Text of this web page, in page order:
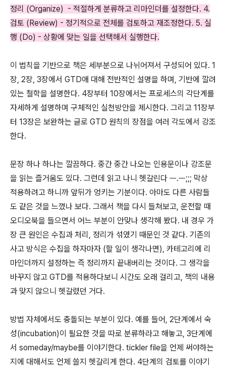
정리 (Organize) - 적절하게 분류하고 리마인더를 설정한다. 4.
검토 (Review) - 정기적으로 전체를 검토하고 재조정한다. 5. 실
행 (Do) - 상황에 맞는 일을 선택해서 실행한다.
이 법칙을 기반으로 책은 세부분으로 나뉘어져서 구성되어 있다. 1
장, 2장, 3장에서 GTD애 대해 전반적인 설명을 하며, 기반에 깔려
있는 철학을 설명한다. 4장부터 10장에서는 프로세스의 각단계를
자세하게 설명하며 구체적인 실천방안을 제시한다. 그리고 11장부
터 13장은 보완하는 글로 GTD 원칙의 장점을 여러 각도에서 강조
한다.
문장 하나 하나는 깔끔하다. 중간 중간 나오는 인용문이나 강조문
을 읽는 즐거움도 있다. 그런데 읽고 나니 헷갈린다 ㅡ.ㅡ;;; 막상
적용하려고 하니까 앞뒤가 엉키는 기분이다. 아마도 다른 사람들
도 같은 것을 느꼈나 보다. 그래서 책을 다시 들쳐보고, 운전할 때
오디오북을 들으면서 어느 부분이 안맞나 생각해 봤다. 내 경우 가
장 큰 원인은 수집과 처리, 정리가 섞였기 때문인 것 같다. 기존의
사고 방식은 수집을 하자마자 (할 일이 생각나면), 카테고리에 리
마인더까지 설정하는 즉 정리까지 끝내버리는 것이다. 그 생각을
바꾸지 않고 GTD를 적용하다보니 시간도 오래 걸리고, 책의 내용
과 맞지 않으니 헷갈렸던 거다.
방법 자체에서도 충돌되는 부분이 있다. 예를 들어, 2단계에서 숙
성(incubation)이 필요한 것을 따로 분류하라고 해놓고, 3단계에
서 someday/maybe를 이야기한다. tickler file을 언제 써야하는
지에 대해서도 언제 쓸지 헷갈리게 한다. 4단계의 검토를 이야기